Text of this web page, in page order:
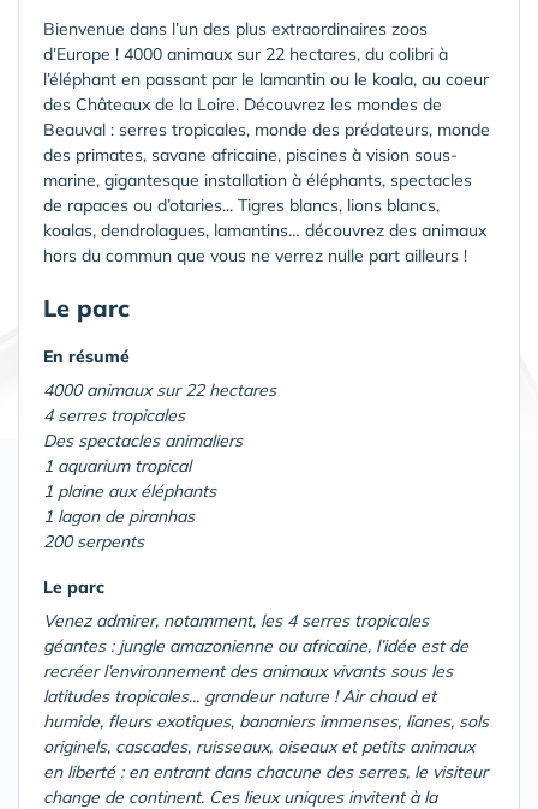
Bienvenue dans l’un des plus extraordinaires zoos
d’Europe ! 4000 animaux sur 22 hectares, du colibri à
l’éléphant en passant par le lamantin ou le koala, au coeur
des Châteaux de la Loire. Découvrez les mondes de
Beauval : serres tropicales, monde des prédateurs, monde
des primates, savane africaine, piscines à vision sous-
marine, gigantesque installation à éléphants, spectacles
de rapaces ou d’otaries... Tigres blancs, lions blancs,
koalas, dendrolagues, lamantins… découvrez des animaux
hors du commun que vous ne verrez nulle part ailleurs !
Le parc
En résumé
4000 animaux sur 22 hectares
4 serres tropicales
Des spectacles animaliers
1 aquarium tropical
1 plaine aux éléphants
1 lagon de piranhas
200 serpents
Le parc
Venez admirer, notamment, les 4 serres tropicales
géantes : jungle amazonienne ou africaine, l’idée est de
recréer l’environnement des animaux vivants sous les
latitudes tropicales... grandeur nature ! Air chaud et
humide, fleurs exotiques, bananiers immenses, lianes, sols
originels, cascades, ruisseaux, oiseaux et petits animaux
en liberté : en entrant dans chacune des serres, le visiteur
change de continent. Ces lieux uniques invitent à la